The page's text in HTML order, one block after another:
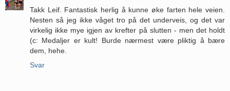
Takk Leif. Fantastisk herlig å kunne øke farten hele veien.
Nesten så jeg ikke våget tro på det underveis, og det var
virkelig ikke mye igjen av krefter på slutten - men det holdt
(c: Medaljer er kult! Burde nærmest være pliktig å bære
dem, hehe.
Svar